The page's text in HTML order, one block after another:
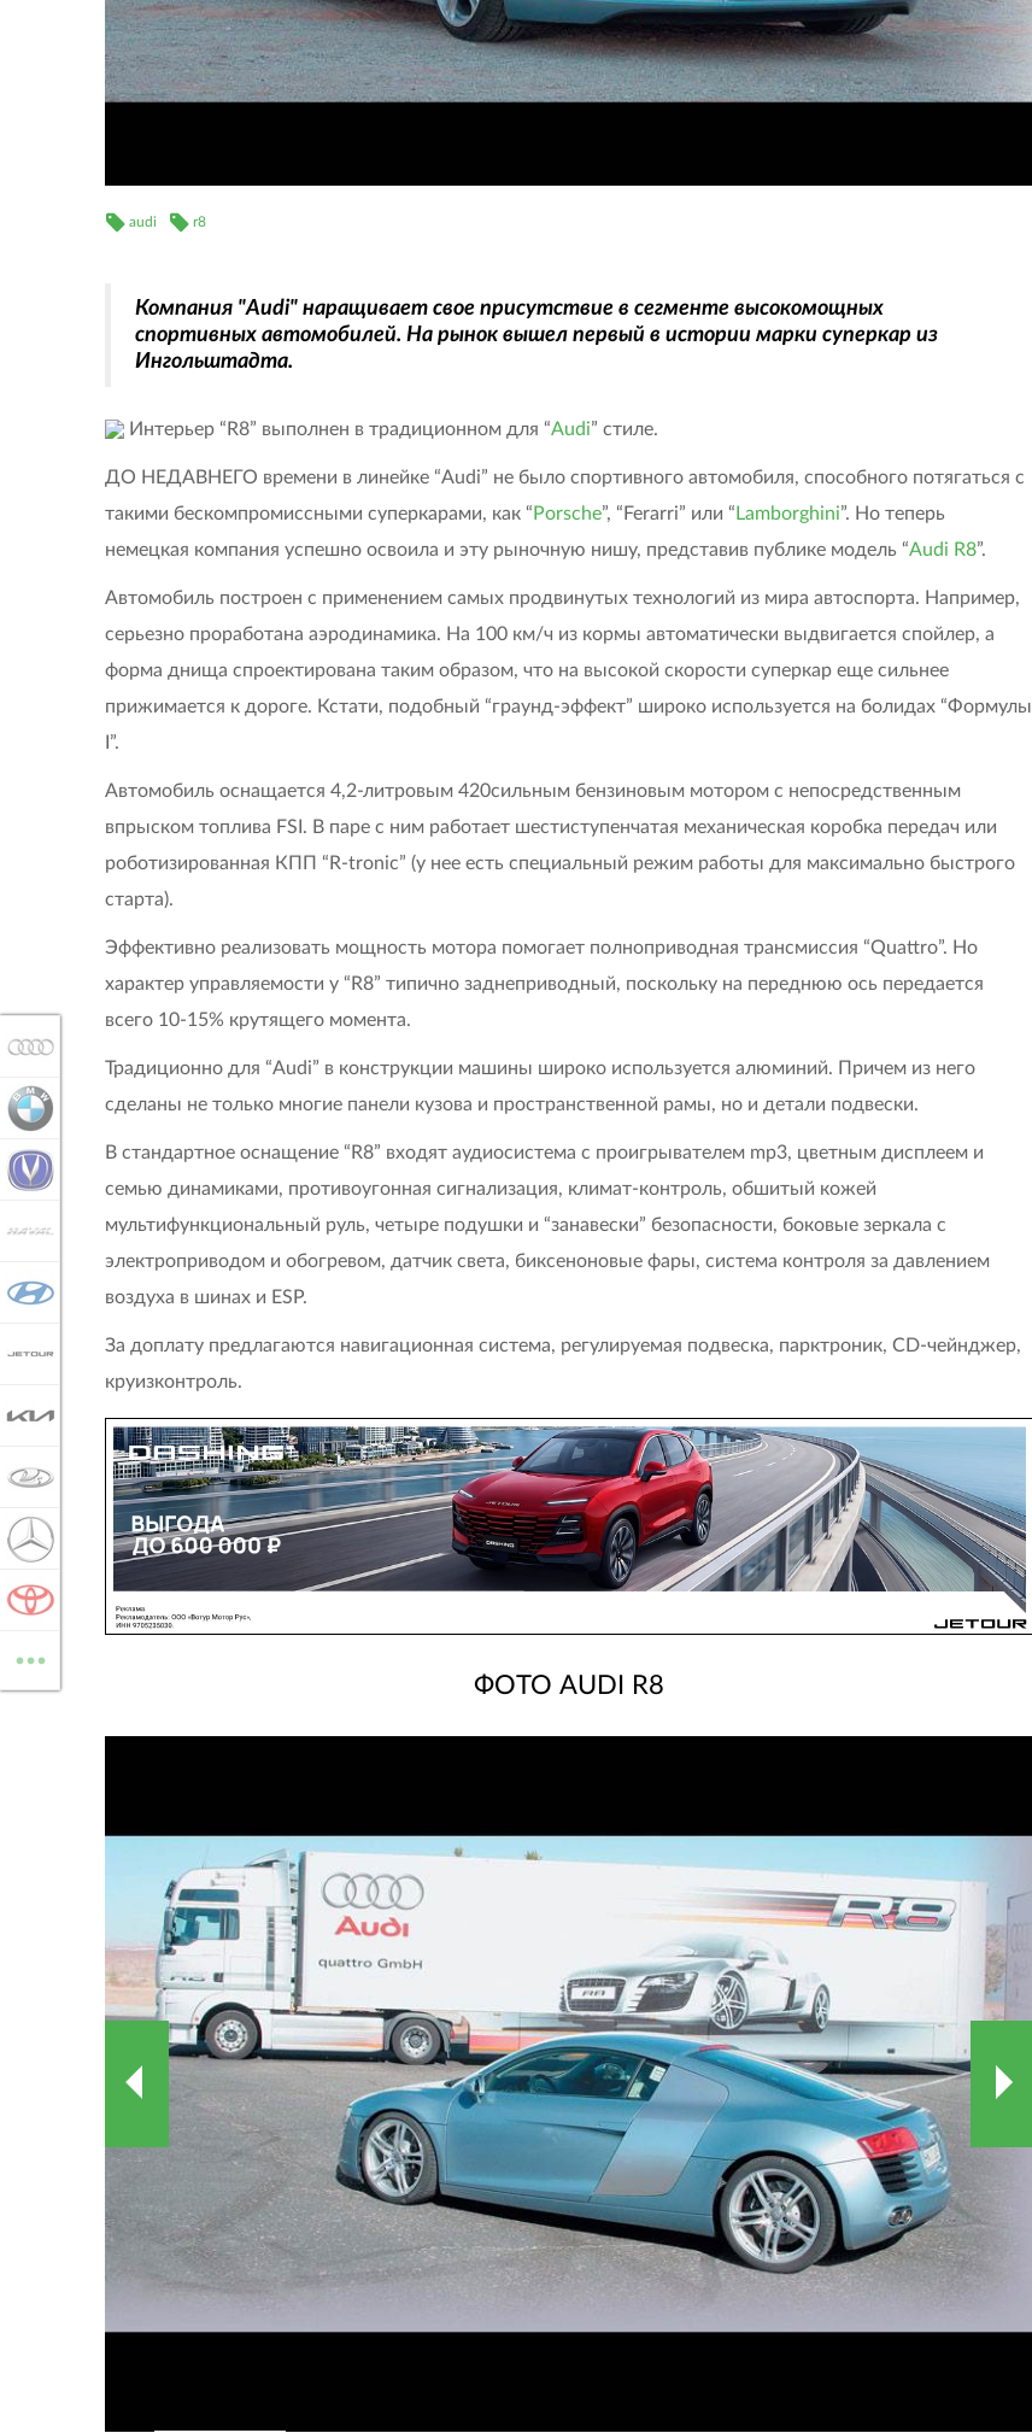
audi r8
Компания "Audi" наращивает свое присутствие в сегменте высокомощных
спортивных автомобилей. На рынок вышел первый в истории марки суперкар из
Ингольштадта.
Интерьер “R8” выполнен в традиционном для “Audi” стиле.
ДО НЕДАВНЕГО времени в линейке “Audi” не было спортивного автомобиля, способного потягаться с
такими бескомпромиссными суперкарами, как “Porsche”, “Ferarri” или “Lamborghini”. Но теперь
немецкая компания успешно освоила и эту рыночную нишу, представив публике модель “Audi R8”.
Автомобиль построен с применением самых продвинутых технологий из мира автоспорта. Например,
серьезно проработана аэродинамика. На 100 км/ч из кормы автоматически выдвигается спойлер, а
форма днища спроектирована таким образом, что на высокой скорости суперкар еще сильнее
прижимается к дороге. Кстати, подобный “граунд-эффект” широко используется на болидах “Формулы
I”.
Автомобиль оснащается 4,2-литровым 420сильным бензиновым мотором с непосредственным
впрыском топлива FSI. В паре с ним работает шестиступенчатая механическая коробка передач или
роботизированная КПП “R-tronic” (у нее есть специальный режим работы для максимально быстрого
старта).
Эффективно реализовать мощность мотора помогает полноприводная трансмиссия “Quattro”. Но
характер управляемости у “R8” типично заднеприводный, поскольку на переднюю ось передается
всего 10-15% крутящего момента.
Традиционно для “Audi” в конструкции машины широко используется алюминий. Причем из него
сделаны не только многие панели кузова и пространственной рамы, но и детали подвески.
В стандартное оснащение “R8” входят аудиосистема с проигрывателем mp3, цветным дисплеем и
семью динамиками, противоугонная сигнализация, климат-контроль, обшитый кожей
мультифункциональный руль, четыре подушки и “занавески” безопасности, боковые зеркала с
электроприводом и обогревом, датчик света, биксеноновые фары, система контроля за давлением
воздуха в шинах и ESP.
За доплату предлагаются навигационная система, регулируемая подвеска, парктроник, СD-чейнджер,
круизконтроль.
ФОТО AUDI R8
BMW
HAVAL
HYUNDAI
JETOUR
MERCEDES-BENZ
...